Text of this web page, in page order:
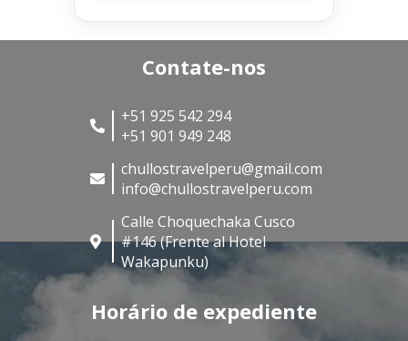
Contate-nos
+51 925 542 294
+51 901 949 248
chullostravelperu@gmail.com
info@chullostravelperu.com
Calle Choquechaka Cusco
#146 (Frente al Hotel
Wakapunku)
Horário de expediente